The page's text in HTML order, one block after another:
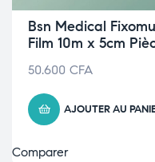
Bsn Medical
Film 10m x 5cm
50.600 CFA
AJOUTER AU
Comparer